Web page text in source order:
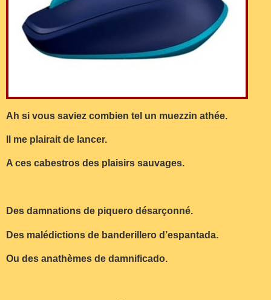
Ah si vous saviez combien tel un muezzin athée.
Il me plairait de lancer.
A ces cabestros des plaisirs sauvages.
Des damnations de piquero désarçonné.
Des malédictions de banderillero d’espantada.
Ou des anathèmes de damnificado.